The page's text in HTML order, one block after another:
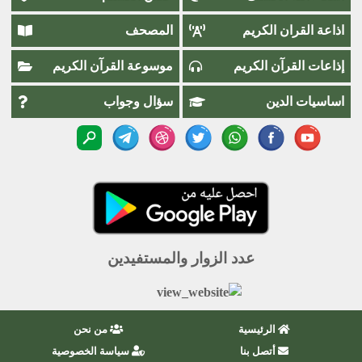
اذاعة القران الكريم المصحف
إذاعات القرآن الكريم موسوعة القرآن الكريم
اساسيات الدين سؤال وجواب
عدد الزوار والمستفيدين
الرئيسية
من نحن
أتصل بنا
سياسة الخصوصية